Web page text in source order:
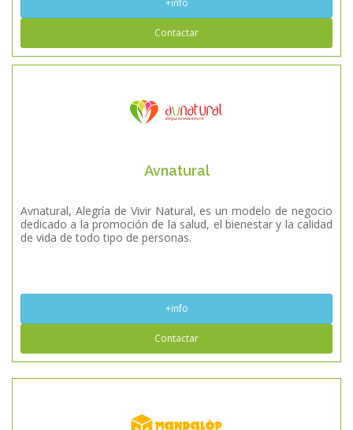
+info
Contactar
Avnatural
Avnatural, Alegría de Vivir Natural, es un modelo de negocio
dedicado a la promoción de la salud, el bienestar y la calidad
de vida de todo tipo de personas.
+info
Contactar